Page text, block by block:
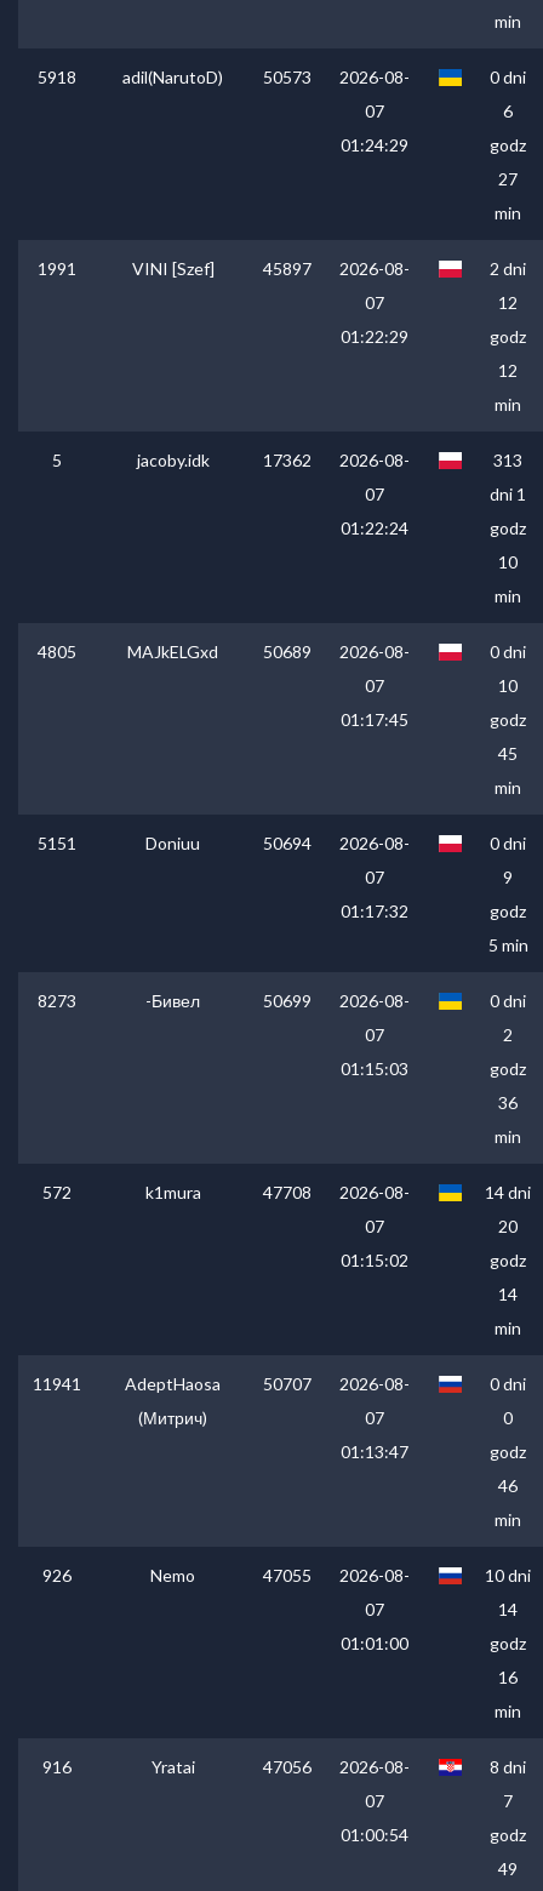
min
5918 adil(NarutoD) 50573
2026-08-
07
01:24:29
0 dni
6
godz
27
min
1991 VINI [Szef] 45897
2026-08-
07
01:22:29
2 dni
12
godz
12
min
5 jacoby.idk 17362
2026-08-
07
01:22:24
313
dni 1
godz
10
min
4805 MAJkELGxd 50689
2026-08-
07
01:17:45
0 dni
10
godz
45
min
5151 Doniuu 50694
2026-08-
07
01:17:32
0 dni
9
godz
5 min
8273 -Бивел 50699
2026-08-
07
01:15:03
0 dni
2
godz
36
min
572 k1mura 47708
2026-08-
07
01:15:02
14 dni
20
godz
14
min
11941
AdeptHaosa
(Митрич)
50707
2026-08-
07
01:13:47
0 dni
0
godz
46
min
926 Nemo 47055
2026-08-
07
01:01:00
10 dni
14
godz
16
min
916 Yratai 47056
2026-08-
07
01:00:54
8 dni
7
godz
49